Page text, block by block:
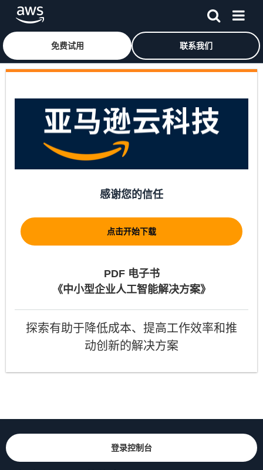
跳至主要内容
免费试用 联系我们
感谢您的信任
点击开始下载
PDF 电子书
《中小型企业人工智能解决方案》
探索有助于降低成本、提高工作效率和推
动创新的解决方案
登录控制台